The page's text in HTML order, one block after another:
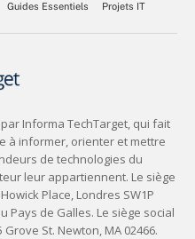
Guides Essentiels Projets IT